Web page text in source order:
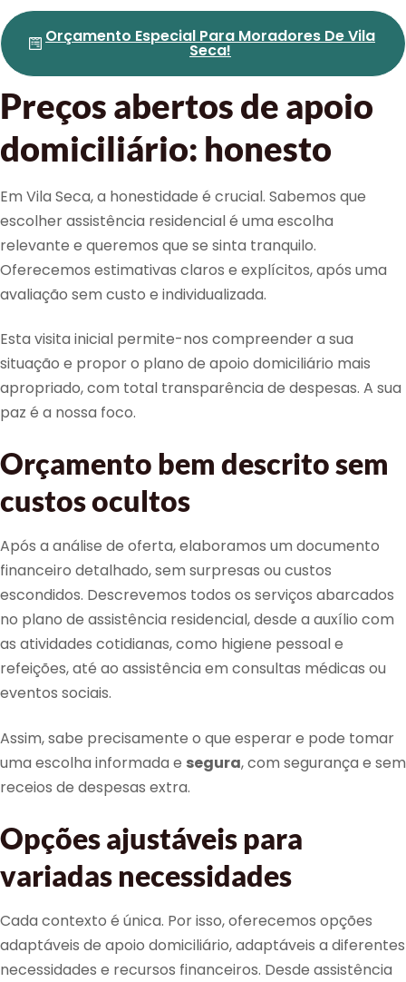
Orçamento Especial Para Moradores De Vila
Seca!
Preços abertos de apoio
domiciliário: honesto
Em Vila Seca, a honestidade é crucial. Sabemos que
escolher assistência residencial é uma escolha
relevante e queremos que se sinta tranquilo.
Oferecemos estimativas claros e explícitos, após uma
avaliação sem custo e individualizada.
Esta visita inicial permite-nos compreender a sua
situação e propor o plano de apoio domiciliário mais
apropriado, com total transparência de despesas. A sua
paz é a nossa foco.
Orçamento bem descrito sem
custos ocultos
Após a análise de oferta, elaboramos um documento
financeiro detalhado, sem surpresas ou custos
escondidos. Descrevemos todos os serviços abarcados
no plano de assistência residencial, desde a auxílio com
as atividades cotidianas, como higiene pessoal e
refeições, até ao assistência em consultas médicas ou
eventos sociais.
Assim, sabe precisamente o que esperar e pode tomar
uma escolha informada e segura, com segurança e sem
receios de despesas extra.
Opções ajustáveis para
variadas necessidades
Cada contexto é única. Por isso, oferecemos opções
adaptáveis de apoio domiciliário, adaptáveis a diferentes
necessidades e recursos financeiros. Desde assistência